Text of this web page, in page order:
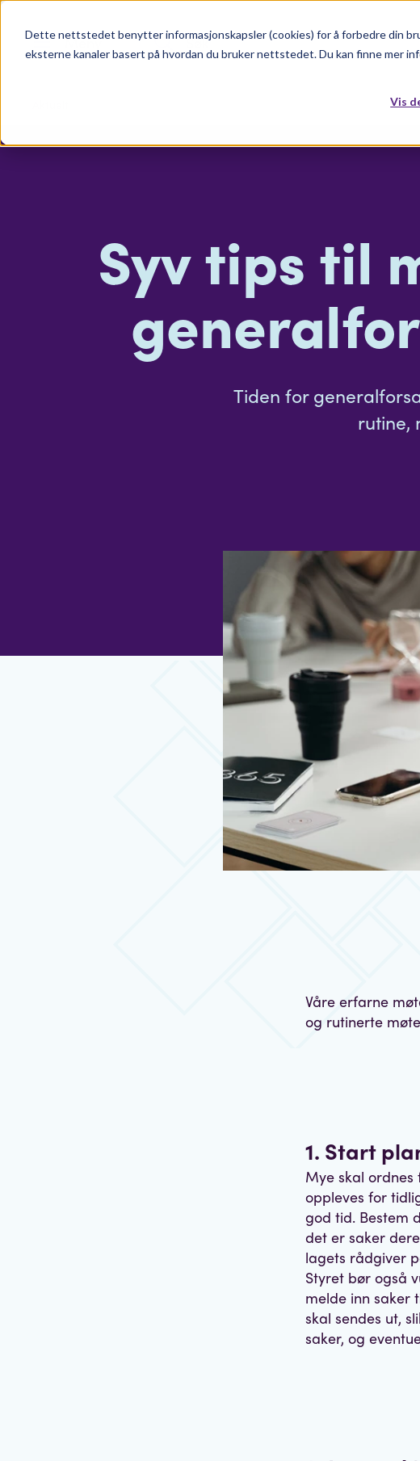
Dette nettstedet benytter informasjonskapsler (cookies) for å forbedre din
eksterne kanaler basert på hvordan du bruker nettstedet. Du kan finne mer
Vis
Meny Søk
Syv tips til
Tiden for
rutine,
Våre erfarne
og rutinerte
1. Start
Mye skal
oppleves for
god tid. Bestem
det er saker
lagets rådgiver
Styret bør også
melde inn saker
skal sendes ut,
saker, og